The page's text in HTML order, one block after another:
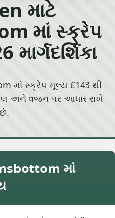
માટે
માં સ્ક્રેપ
માં સ્ક્રેપ મૂલ્ય £143 થી
અને વજન પર આધાર રાખે
છે.
માં